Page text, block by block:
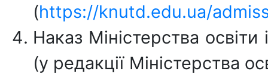
(https://knutd.edu.ua/
Наказ Міністерства
(у редакції Міністерства